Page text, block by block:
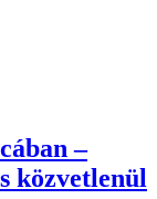
–
közvetlenül